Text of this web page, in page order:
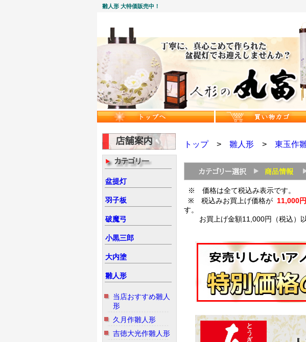
雛人形 大特価販売中！
盆提灯
羽子板
破魔弓
小黒三郎
大内塗
雛人形
当店おすすめ雛人
形
久月作雛人形
吉徳大光作雛人形
トップ> 雛人形> 東玉作
※ 価格は全て税込み表示です。
※ 税込みお買上げ価格が 11,000
す。
お買上げ金額11,000円（税込）